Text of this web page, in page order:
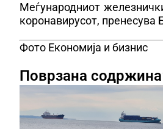
Меѓународниот
коронавирусот, пренесува
Фото Економија и бизнис
Поврзана содржина